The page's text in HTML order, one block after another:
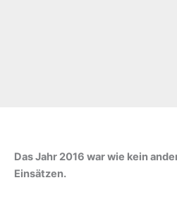
Das Jahr 2016 war wie kein
Einsätzen.